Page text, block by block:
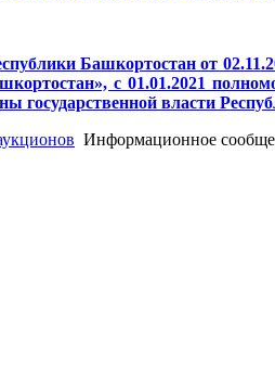
Башкортостан от
с 01.01.2021
государственной власти
Информационное